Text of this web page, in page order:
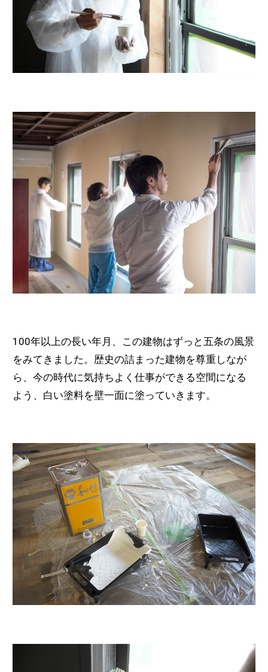
100年以上の長い年月、この建物はずっと五条の風景
をみてきました。歴史の詰まった建物を尊重しなが
ら、今の時代に気持ちよく仕事ができる空間になる
よう、白い塗料を壁一面に塗っていきます。